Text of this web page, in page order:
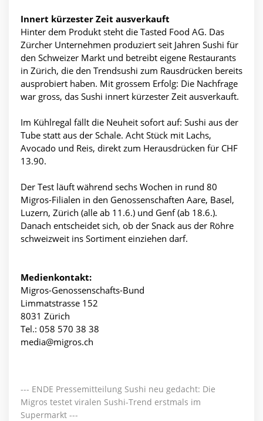
Innert kürzester Zeit ausverkauft
Hinter dem Produkt steht die Tasted Food AG. Das
Zürcher Unternehmen produziert seit Jahren Sushi für
den Schweizer Markt und betreibt eigene Restaurants
in Zürich, die den Trendsushi zum Rausdrücken bereits
ausprobiert haben. Mit grossem Erfolg: Die Nachfrage
war gross, das Sushi innert kürzester Zeit ausverkauft.
Im Kühlregal fällt die Neuheit sofort auf: Sushi aus der
Tube statt aus der Schale. Acht Stück mit Lachs,
Avocado und Reis, direkt zum Herausdrücken für CHF
13.90.
Der Test läuft während sechs Wochen in rund 80
Migros-Filialen in den Genossenschaften Aare, Basel,
Luzern, Zürich (alle ab 11.6.) und Genf (ab 18.6.).
Danach entscheidet sich, ob der Snack aus der Röhre
schweizweit ins Sortiment einziehen darf.
Medienkontakt:
Migros-Genossenschafts-Bund
Limmatstrasse 152
8031 Zürich
Tel.: 058 570 38 38
media@migros.ch
--- ENDE Pressemitteilung Sushi neu gedacht: Die
Migros testet viralen Sushi-Trend erstmals im
Supermarkt ---